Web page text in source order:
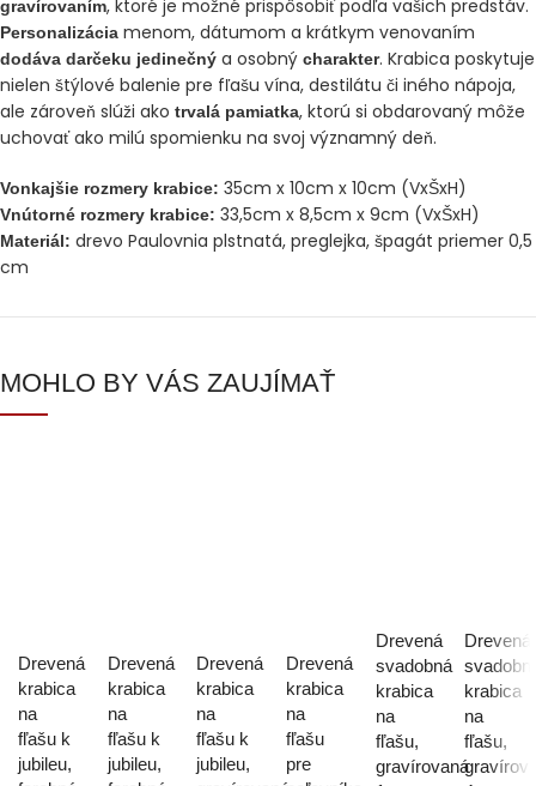
gravírovaním, ktoré je možné prispôsobiť podľa vašich predstáv.
Personalizácia menom, dátumom a krátkym venovaním
dodáva darčeku jedinečný a osobný charakter. Krabica poskytuje
nielen štýlové balenie pre fľašu vína, destilátu či iného nápoja,
ale zároveň slúži ako trvalá pamiatka, ktorú si obdarovaný môže
uchovať ako milú spomienku na svoj významný deň.
Vonkajšie rozmery krabice: 35cm x 10cm x 10cm (VxŠxH)
Vnútorné rozmery krabice: 33,5cm x 8,5cm x 9cm (VxŠxH)
Materiál: drevo Paulovnia plstnatá, preglejka, špagát priemer 0,5
cm
MOHLO BY VÁS ZAUJÍMAŤ
Drevená
krabica
na
fľašu k
jubileu,
Drevená
krabica
na
fľašu k
jubileu,
Drevená
krabica
na
fľašu k
jubileu,
Drevená
krabica
na
fľašu
pre
Drevená
svadobná
krabica
na
fľašu,
gravírovaná
Drevená
krabica
na
fľašu,